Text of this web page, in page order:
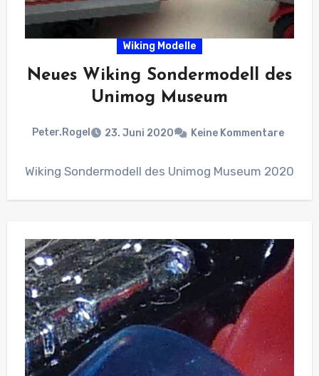
Wiking Modelle
Neues Wiking Sondermodell des
Unimog Museum
Peter.Rogel 23. Juni 2020 Keine Kommentare
Wiking Sondermodell des Unimog Museum 2020